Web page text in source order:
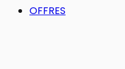
OFFRES